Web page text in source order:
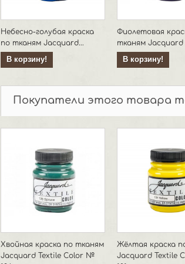
Небесно-голубая краска
по тканям Jacquard...
В корзину!
Фиолетовая
тканям Jacquard
В корзину!
Покупатели этого товара
Хвойная краска по тканям
Jacquard Textile Color №
Жёлтая краска
Jacquard Textile